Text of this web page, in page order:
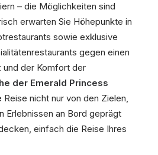
– die Möglichkeiten sind
erwarten Sie Höhepunkte in
sowie exklusive
gegen einen
und der Komfort der
der Emerald Princess
Reise nicht nur von den Zielen,
Erlebnissen an Bord geprägt
einfach die Reise Ihres